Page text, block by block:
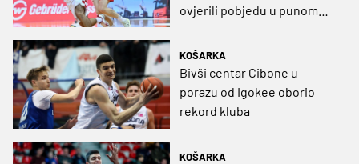
ovjerili pobjedu u punom
KOŠARKA
Bivši centar Cibone u
porazu od Igokee oborio
rekord kluba
KOŠARKA